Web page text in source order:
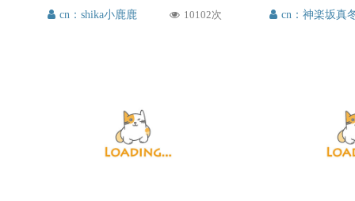
你一个人哦～达令 shika小鹿鹿的毒
蛇cos真的超给力迷人啊，真的是大
cn：shika小鹿鹿 10102次
配，实在太甜了
必须推荐给大家~
cn：神楽坂真